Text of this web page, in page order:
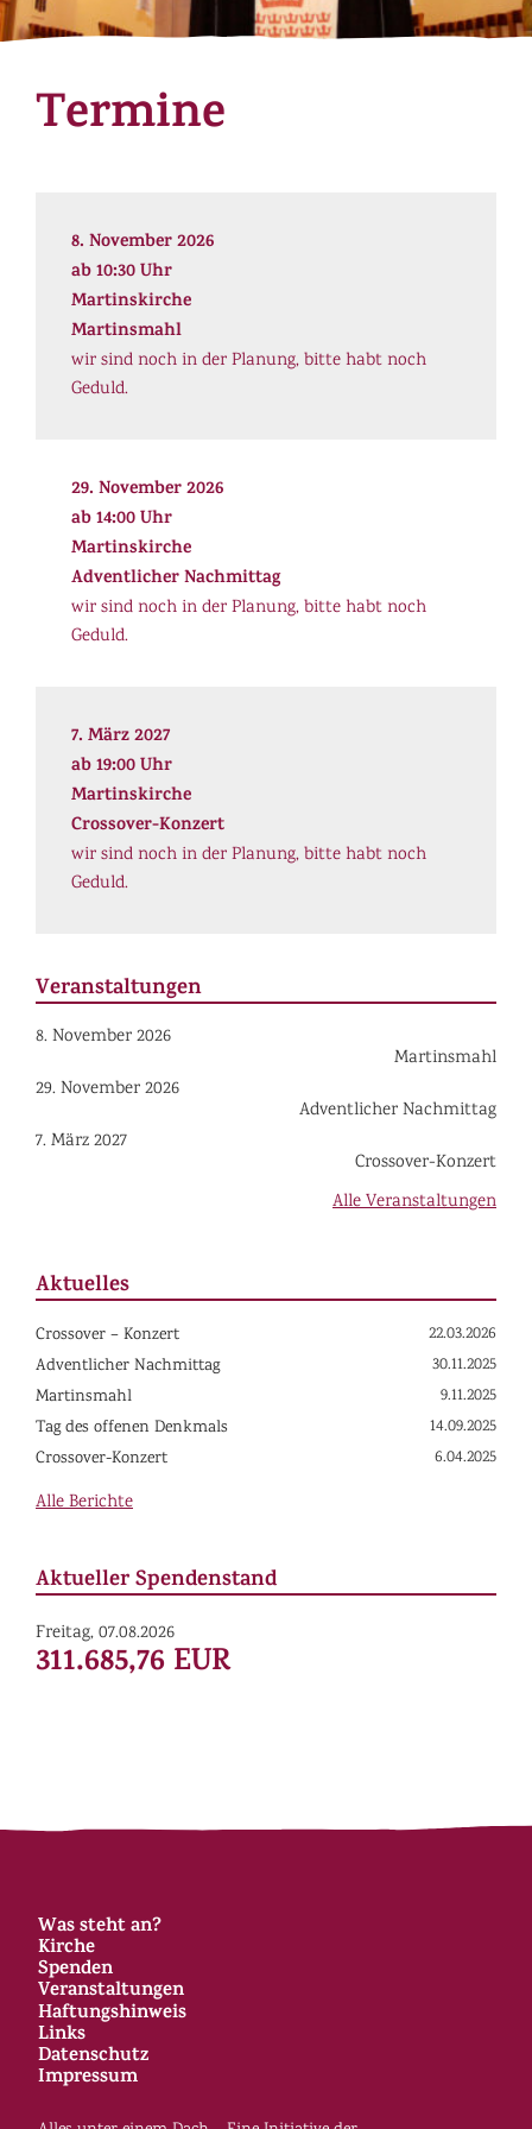
Termine
8. November 2026
ab 10:30 Uhr
Martinskirche
Martinsmahl
wir sind noch in der Planung, bitte habt noch
Geduld.
29. November 2026
ab 14:00 Uhr
Martinskirche
Adventlicher Nachmittag
wir sind noch in der Planung, bitte habt noch
Geduld.
7. März 2027
ab 19:00 Uhr
Martinskirche
Crossover-Konzert
wir sind noch in der Planung, bitte habt noch
Geduld.
Veranstaltungen
8. November 2026
Martinsmahl
29. November 2026
Adventlicher Nachmittag
7. März 2027
Crossover-Konzert
Alle Veranstaltungen
Aktuelles
Crossover – Konzert
22.03.2026
Adventlicher Nachmittag
30.11.2025
Martinsmahl
9.11.2025
Tag des offenen Denkmals
14.09.2025
Crossover-Konzert
6.04.2025
Alle Berichte
Aktueller Spendenstand
Freitag, 07.08.2026
311.685,76 EUR
Was steht an?
Kirche
Spenden
Veranstaltungen
Haftungshinweis
Links
Datenschutz
Impressum